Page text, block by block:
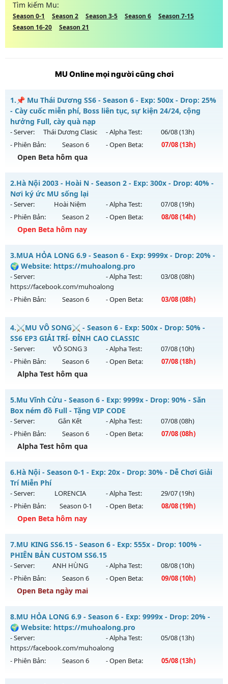
Tìm kiếm Mu:
Season 0-1 Season 2 Season 3-5 Season 6
Season 7-15
Season 16-20
Season 21
MU Online mọi người cũng chơi
1. 📌 Mu Thái Dương SS6 - Season 6 - Exp: 500x - Drop: 25%
- Cày cuốc miễn phí, Boss liên tục, sự kiện 24/24, cộng
hưởng Full, cày quà nạp
- Server: Thái Dương Clasic - Alpha Test: 06/08(13h)
- Phiên Bản:
Season 6 - Open Beta: 07/08(13h)
Open Beta hôm qua
📌 Mu Thái Dương SS6 - Cày cuốc miễn phí, Boss liên tục,
sự kiện 24/24, cộng hưởng Full, cày quà nạp
Mu mới ra tháng 08 2026 - Mở máy chủ
Thái Dương Clasic
vào 13h ngày 07/08/2626
Exp: 500x - Drop: 25%
Thể loại: Mu Nguyên bản Webzen
Antihack: VIP SHIELD
2.Hà Nội 2003 - Hoài N - Season 2 - Exp: 300x - Drop: 40% -
Nơi ký ức MU sống lại
- Server: Hoài Niệm - Alpha Test: 07/08(19h)
- Phiên Bản:
Season 2 - Open Beta: 08/08(14h)
Open Beta hôm nay
Hà Nội 2003 - Hoài N - Nơi ký ức MU sống lại
Mu mới ra tháng 08 2026 - Mở máy chủ
ngày 08/08/2626
Exp: 300x - Drop: 40%
Thể loại: Mu Custom thêm đồ mới
Antihack: UKG
3.MUA HỎA LONG 6.9 - Season 6 - Exp: 9999x - Drop: 20% -
🌍 Website: https://muhoalong.pro
- Server:
https://facebook.com/muhoalong
- Alpha Test: 03/08(08h)
- Phiên Bản: Season 6 - Open Beta: 03/08(08h)
MUA HỎA LONG 6.9 - 🌍 Website: https://muhoalong.pro
Mu mới ra tháng 08 2026 - Mở máy chủ
https://facebook.com/muhoalongvào 08h ngày
03/08/2626
Exp: 9999x - Drop: 20%
Thể loại: Mu Nguyên bản Webzen
Antihack: XShield
4.⚔️MU VÔ SONG⚔️ - Season 6 - Exp: 500x - Drop: 50% -
SS6 EP3 GIẢI TRÍ- ĐỈNH CAO CLASSIC
- Server: VÔ SONG 3 - Alpha Test: 07/08(10h)
- Phiên Bản:
Season 6 - Open Beta: 07/08(18h)
Alpha Test hôm qua
⚔️MU VÔ SONG⚔️ - SS6 EP3 GIẢI TRÍ- ĐỈNH CAO CLASSIC
Mu mới ra tháng 08 2026 - Mở máy chủ
ngày 07/08/2626
Exp: 500x - Drop: 50%
Kiểu reset: Reset In Game
Antihack: MU8X
5.Mu Vĩnh Cửu - Season 6 - Exp: 9999x - Drop: 90% - Săn
Box ném đồ Full - Tặng VIP CODE
- Server: Gắn Kết - Alpha Test: 07/08(08h)
- Phiên Bản:
Season 6 - Open Beta: 07/08(08h)
Alpha Test hôm qua
Mu Vĩnh Cửu - Săn Box ném đồ Full - Tặng VIP CODE
Mu mới ra tháng 08 2026 - Mở máy chủ
ngày 07/08/2626
Exp: 9999x - Drop: 90%
Kiểu reset: Reset In Game
Antihack: ICMPROTECT ✅ 🔴 ✨ ⚡️
6.Hà Nội - Season 0-1 - Exp: 20x - Drop: 30% - Dễ Chơi Giải
Trí Miễn Phí
- Server: LORENCIA - Alpha Test: 29/07(19h)
- Phiên Bản:
Season 0-1 - Open Beta: 08/08(19h)
Open Beta hôm nay
Mu mới ra tháng 08 2026 - Mở máy chủ
ngày 08/08/2626
Exp: 20x - Drop: 30%
Kiểu reset: Reset In Game
Thể loại: Mu Nguyên bản Webzen
Antihack: gold
7.MU KING SS6.15 - Season 6 - Exp: 555x - Drop: 100% -
PHIÊN BẢN CUSTOM SS6.15
- Server: ANH HÙNG - Alpha Test: 08/08(10h)
- Phiên Bản:
Season 6 - Open Beta: 09/08(10h)
Open Beta ngày mai
MU KING SS6.15 - PHIÊN BẢN CUSTOM SS6.15
Mu mới ra tháng 08 2026 - Mở máy chủ
ngày 09/08/2626
Exp: 555x - Drop: 100%
8.MU HỎA LONG 6.9 - Season 6 - Exp: 9999x - Drop: 20% -
🌍 Website: https://muhoalong.pro
- Server:
https://facebook.com/muhoalong
- Alpha Test: 05/08(13h)
- Phiên Bản: Season 6 - Open Beta: 05/08(13h)